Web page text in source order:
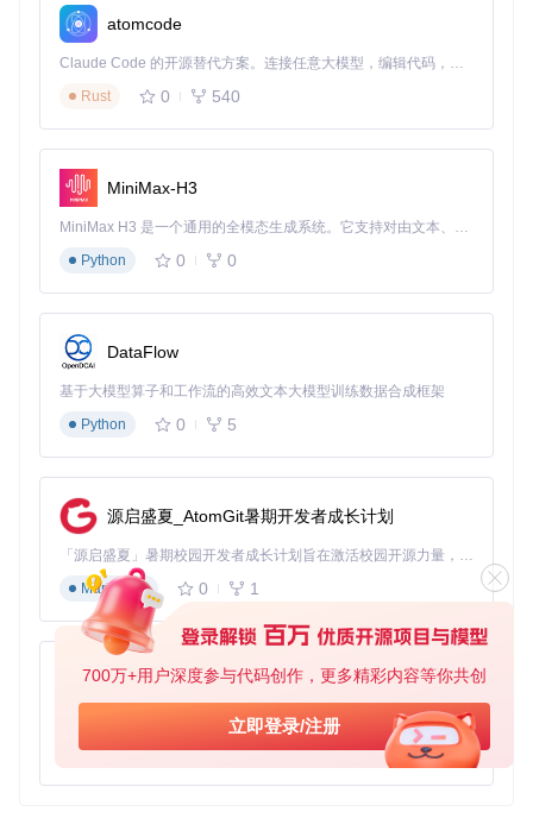
700万+用户深度参与代码创作，更多精彩内容等你共创
立即登录/注册
atomcode
Claude Code 的开源替代方案。连接任意大模型，编辑代码，运行命令，自动验证 — 全自动执行。用 Rust 构建，极致性能。 ｜ An open-source alternative to Claude Code. Connect any LLM, edit code, run commands, and verify changes — autonomously. Built in Rust for speed. Get Started
Rust
0 540
MiniMax-H3
MiniMax H3 是一个通用的全模态生成系统。它支持对由文本、图像、视频和音频组成的多模态上下文进行统一理解，并能生成分辨率高达 2K、时长可达 15 秒的带原生立体声音频的视频。得益于面向任务泛化的系统设计，H3 在预训练阶段就已具备广泛的多模态上下文理解与生成能力，能够出色地执行复杂的多模态指令。
Python
0 0
DataFlow
基于大模型算子和工作流的高效文本大模型训练数据合成框架
Python
0 5
源启盛夏_AtomGit暑期开发者成长计划
「源启盛夏」暑期校园开发者成长计划旨在激活校园开源力量，通过积分激励、认证扶持、资源倾斜等形式，引导高校组织和开发者完成「入驻 — 建项目 — 做贡献 — 获认证 — 得资源」的完整闭环。无论你是想带领社团入驻平台的组织者，还是希望用代码贡献证明自己的开发者，都能在这里找到属于你的成长路径。
Markdown
0 1
py-xiaozhi
基于Python的Xiaozhi AI，适用于想要完整Xiaozhi体验而无需拥有专用硬件的用户。
Python
0 1